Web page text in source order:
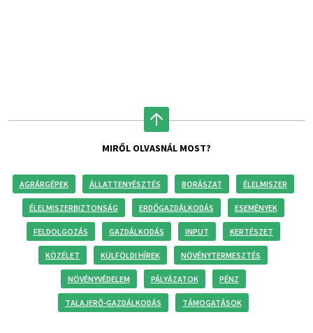
MIRŐL OLVASNÁL MOST?
AGRÁRGÉPEK ÁLLATTENYÉSZTÉS BORÁSZAT ÉLELMISZER
ÉLELMISZERBIZTONSÁG ERDŐGAZDÁLKODÁS ESEMÉNYEK
FELDOLGOZÁS GAZDÁLKODÁS INPUT KERTÉSZET
KÖZÉLET KÜLFÖLDI HÍREK NÖVÉNYTERMESZTÉS
NÖVÉNYVÉDELEM PÁLYÁZATOK PÉNZ
TALAJERŐ-GAZDÁLKODÁS TÁMOGATÁSOK